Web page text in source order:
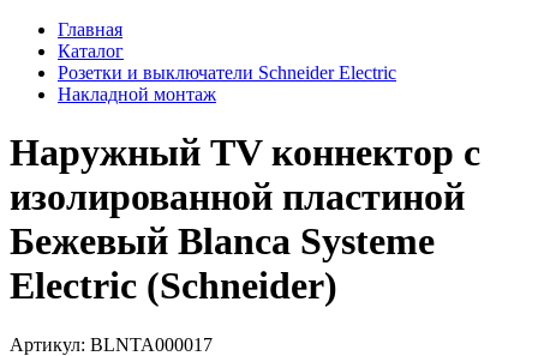
Главная
Каталог
Розетки и выключатели Schneider Electric
Накладной монтаж
Наружный TV коннектор с
изолированной пластиной
Бежевый Blanca Systeme
Electric (Schneider)
Артикул: BLNTA000017